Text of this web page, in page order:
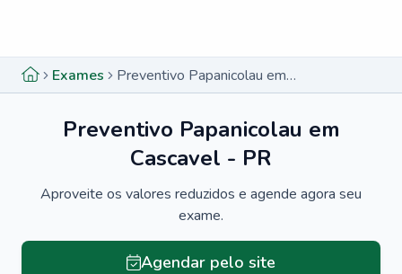
Exames Preventivo Papanicolau em Cascavel - PR
Preventivo Papanicolau em
Cascavel - PR
Aproveite os valores reduzidos e agende agora seu
exame.
Agendar pelo site